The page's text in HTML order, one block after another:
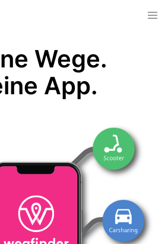
Wege.
App.